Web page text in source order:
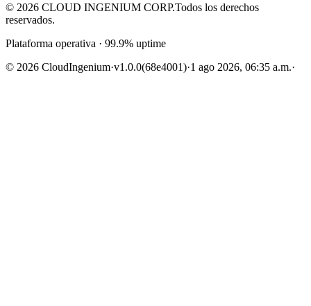
© 2026 CLOUD INGENIUM CORP.Todos los derechos
reservados.
Plataforma operativa · 99.9% uptime
© 2026 CloudIngenium·v1.0.0(68e4001)·1 ago 2026, 06:35 a.m.·